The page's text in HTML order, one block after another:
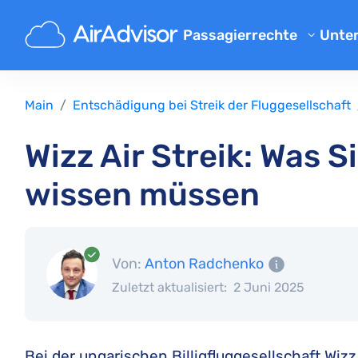
Passagierrechte
Flugverspaetung
Entschädigung bei
Gepäck Entschädigung
Entschädigung bei
Entschädigung bei Streik
Blog
Main Entschädigung bei Streik der Fluggesellschaft
Wizz Air Streik: Was
wissen müssen
Von: Anton Radchenko
Zuletzt aktualisiert: 2 Juni 2025